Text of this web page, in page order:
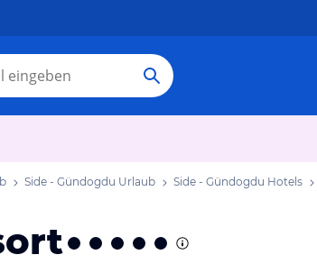
Side - Gündogdu Urlaub Side - Gündogdu Hotels